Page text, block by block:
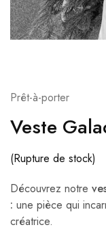
Prêt-à-porter
Veste
(Rupture de stock)
Découvrez notre
: une pièce qui
créatrice.